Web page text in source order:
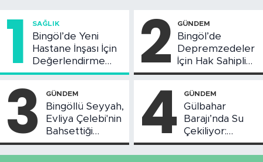
1 SAĞLIK
Bingöl’de Yeni
Hastane İnşası İçin
Değerlendirme
Toplantısı Yapıldı
2 GÜNDEM
Bingöl’de
Depremzedeler
İçin Hak Sahipliği
Askı Süreci
3 GÜNDEM
Bingöllü Seyyah,
Evliya Çelebi'nin
Bahsettiği
Bingöl'deki O
Yeri Görüntüledi
4 GÜNDEM
Gülbahar
Barajı’nda Su
Çekiliyor:
Piknikçi Sayısı
Azaldı